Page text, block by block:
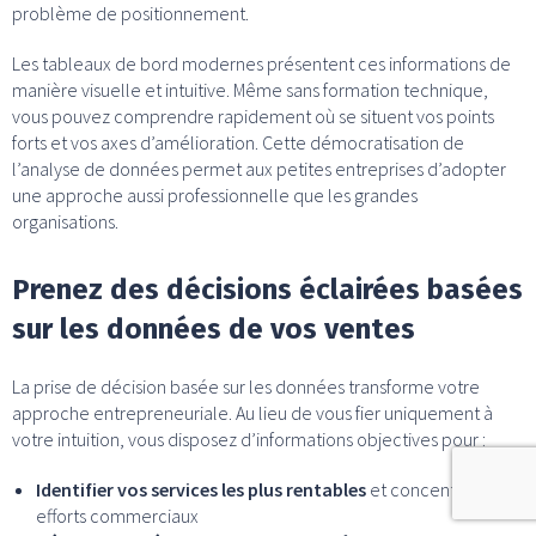
problème de positionnement.
Les tableaux de bord modernes présentent ces informations de
manière visuelle et intuitive. Même sans formation technique,
vous pouvez comprendre rapidement où se situent vos points
forts et vos axes d’amélioration. Cette démocratisation de
l’analyse de données permet aux petites entreprises d’adopter
une approche aussi professionnelle que les grandes
organisations.
Prenez des décisions éclairées basées
sur les données de vos ventes
La prise de décision basée sur les données transforme votre
approche entrepreneuriale. Au lieu de vous fier uniquement à
votre intuition, vous disposez d’informations objectives pour :
Identifier vos services les plus rentables et concentrer vos
efforts commerciaux